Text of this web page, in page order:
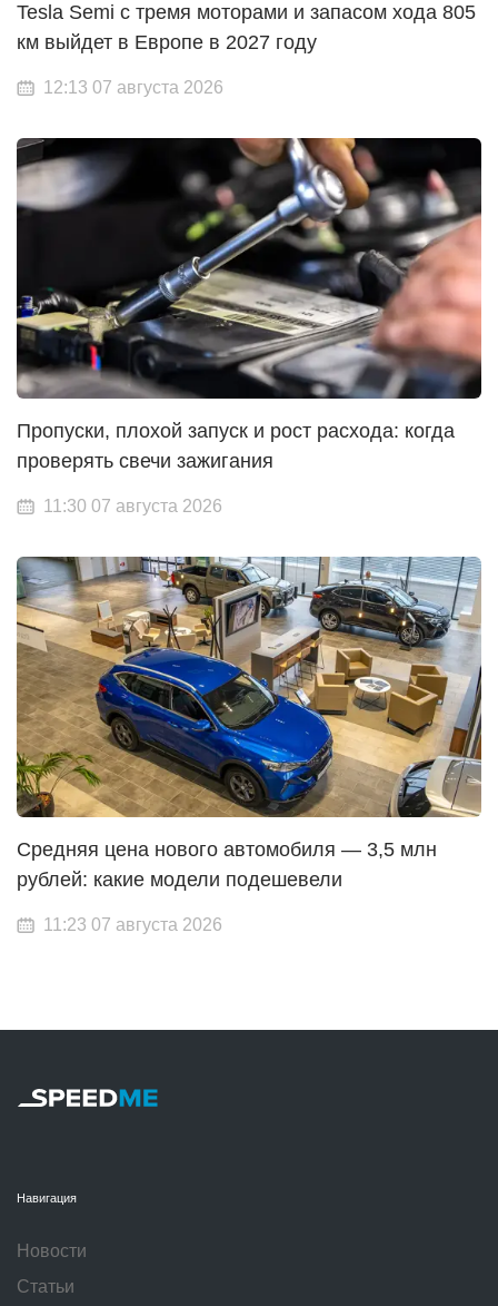
Tesla Semi с тремя моторами и запасом хода 805
км выйдет в Европе в 2027 году
12:13 07 августа 2026
Пропуски, плохой запуск и рост расхода: когда
проверять свечи зажигания
11:30 07 августа 2026
Средняя цена нового автомобиля — 3,5 млн
рублей: какие модели подешевели
11:23 07 августа 2026
Навигация
Новости
Статьи